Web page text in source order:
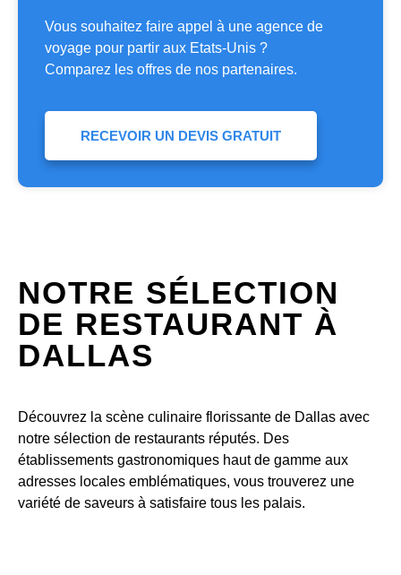
Vous souhaitez faire appel à une agence de
voyage pour partir aux Etats-Unis ?
Comparez les offres de nos partenaires.
RECEVOIR UN DEVIS GRATUIT
NOTRE SÉLECTION
DE RESTAURANT À
DALLAS
Découvrez la scène culinaire florissante de Dallas avec
notre sélection de restaurants réputés. Des
établissements gastronomiques haut de gamme aux
adresses locales emblématiques, vous trouverez une
variété de saveurs à satisfaire tous les palais.